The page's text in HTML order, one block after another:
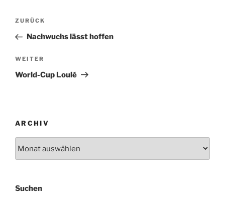
Beitragsnavigation
Vorheriger
Beitrag
ZURÜCK
Nachwuchs lässt hoffen
Nächster
Beitrag
WEITER
World-Cup Loulé
ARCHIV
Suchen